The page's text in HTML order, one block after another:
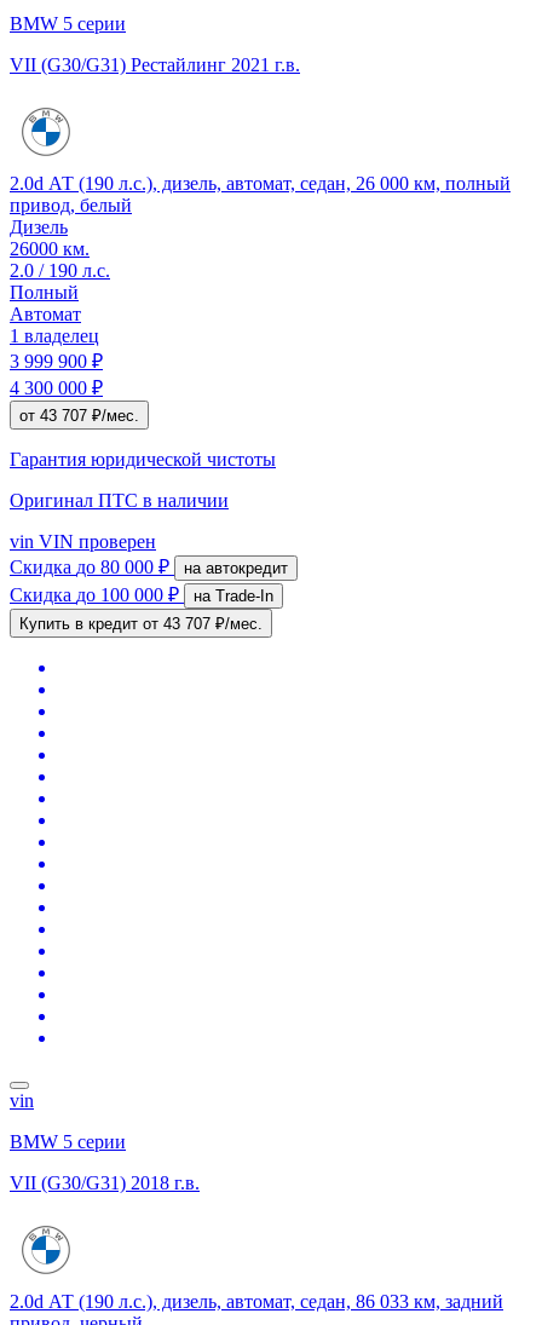
BMW 5 серии
VII (G30/G31) Рестайлинг 2021 г.в.
2.0d АТ (190 л.с.), дизель, автомат, седан, 26 000 км, полный
привод, белый
Дизель
26000 км.
2.0 / 190 л.с.
Полный
Автомат
1 владелец
3 999 900 ₽
4 300 000 ₽
от 43 707 ₽/мес.
Гарантия юридической чистоты
Оригинал ПТС в наличии
vin VIN проверен
Скидка до 80 000 ₽ на автокредит
Скидка до 100 000 ₽
на Trade-In
Купить в кредит от 43 707 ₽/мес.
vin
BMW 5 серии
VII (G30/G31) 2018 г.в.
2.0d АТ (190 л.с.), дизель, автомат, седан, 86 033 км, задний